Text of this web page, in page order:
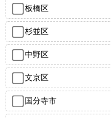
板橋区
杉並区
中野区
文京区
国分寺市